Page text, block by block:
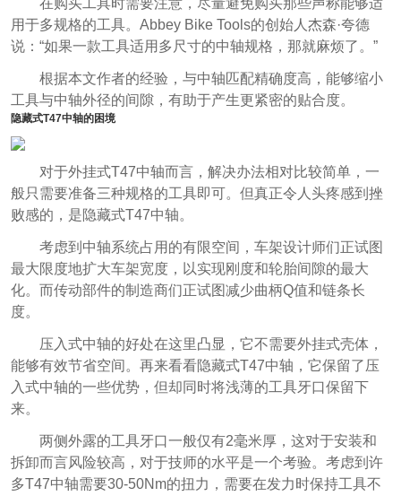
在购买工具时需要注意，尽量避免购买那些声称能够适
用于多规格的工具。Abbey Bike Tools的创始人杰森·夸德
说：“如果一款工具适用多尺寸的中轴规格，那就麻烦了。”
根据本文作者的经验，与中轴匹配精确度高，能够缩小
工具与中轴外径的间隙，有助于产生更紧密的贴合度。
隐藏式T47中轴的困境
对于外挂式T47中轴而言，解决办法相对比较简单，一
般只需要准备三种规格的工具即可。但真正令人头疼感到挫
败感的，是隐藏式T47中轴。
考虑到中轴系统占用的有限空间，车架设计师们正试图
最大限度地扩大车架宽度，以实现刚度和轮胎间隙的最大
化。而传动部件的制造商们正试图减少曲柄Q值和链条长
度。
压入式中轴的好处在这里凸显，它不需要外挂式壳体，
能够有效节省空间。再来看看隐藏式T47中轴，它保留了压
入式中轴的一些优势，但却同时将浅薄的工具牙口保留下
来。
两侧外露的工具牙口一般仅有2毫米厚，这对于安装和
拆卸而言风险较高，对于技师的水平是一个考验。考虑到许
多T47中轴需要30-50Nm的扭力，需要在发力时保持工具不